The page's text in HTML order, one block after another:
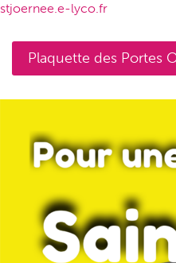
stjoernee.e-lyco.fr
Plaquette des Portes